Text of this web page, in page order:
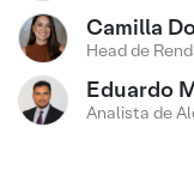
Camilla
Head de
Eduardo
Analista de